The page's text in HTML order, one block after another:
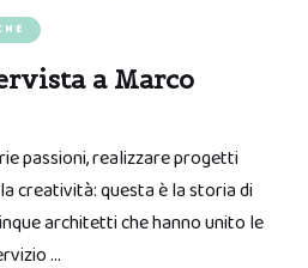
a Marco
passioni, realizzare progetti
creatività: questa è la storia di
architetti che hanno unito le
…